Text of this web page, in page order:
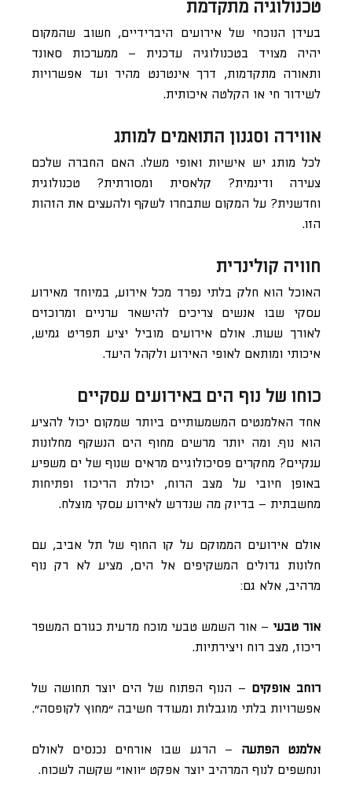
טכנולוגיה מתקדמת
בעידן הנוכחי של אירועים היברידיים, חשוב שהמקום
יהיה מצויד בטכנולוגיה עדכנית – ממערכות סאונד
ותאורה מתקדמות, דרך אינטרנט מהיר ועד אפשרויות
לשידור חי או הקלטה איכותית.
אווירה וסגנון התואמים למותג
לכל מותג יש אישיות ואופי משלו. האם החברה שלכם
צעירה ודינמית? קלאסית ומסורתית? טכנולוגית
וחדשנית? על המקום שתבחרו לשקף ולהעצים את הזהות
הזו.
חוויה קולינרית
האוכל הוא חלק בלתי נפרד מכל אירוע, במיוחד מאירוע
עסקי שבו אנשים צריכים להישאר ערניים ומרוכזים
לאורך שעות. אולם אירועים מוביל יציע תפריט גמיש,
איכותי ומותאם לאופי האירוע ולקהל היעד.
כוחו של נוף הים באירועים עסקיים
אחד האלמנטים המשמעותיים ביותר שמקום יכול להציע
הוא נוף. ומה יותר מרשים מחוף הים הנשקף מחלונות
ענקיים? מחקרים פסיכולוגיים מראים שנוף של ים משפיע
באופן חיובי על מצב הרוח, יכולת הריכוז ופתיחות
מחשבתית – בדיוק מה שנדרש לאירוע עסקי מוצלח.
אולם אירועים הממוקם על קו החוף של תל אביב, עם
חלונות גדולים המשקיפים אל הים, מציע לא רק נוף
מרהיב, אלא גם:
אור טבעי – אור השמש טבעי מוכח מדעית כגורם המשפר
ריכוז, מצב רוח ויצירתיות.
רוחב אופקים
– הנוף הפתוח של הים יוצר תחושה של
אפשרויות בלתי מוגבלות ומעודד חשיבה “מחוץ לקופסה”.
אלמנט הפתעה – הרגע שבו אורחים נכנסים לאולם
ונחשפים לנוף המרהיב יוצר אפקט “וואו” שקשה לשכוח.